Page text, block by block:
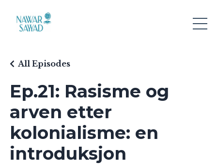
Ep.21: Rasisme og
arven etter
kolonialisme: en
introduksjon
All Episodes